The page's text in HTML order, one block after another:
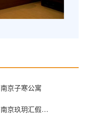
南京子寒公寓
南京玖玥汇假日酒店